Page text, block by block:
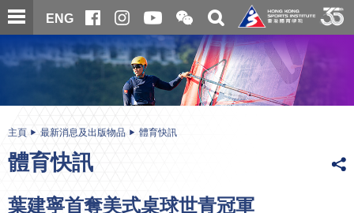
跳
至
內
ENG
開
合
微
信
二
維
碼
關
搜
尋
内
主頁 最新消息及出版物品 體育快訊
體育快訊
葉建寧首奪美式桌球世青冠軍